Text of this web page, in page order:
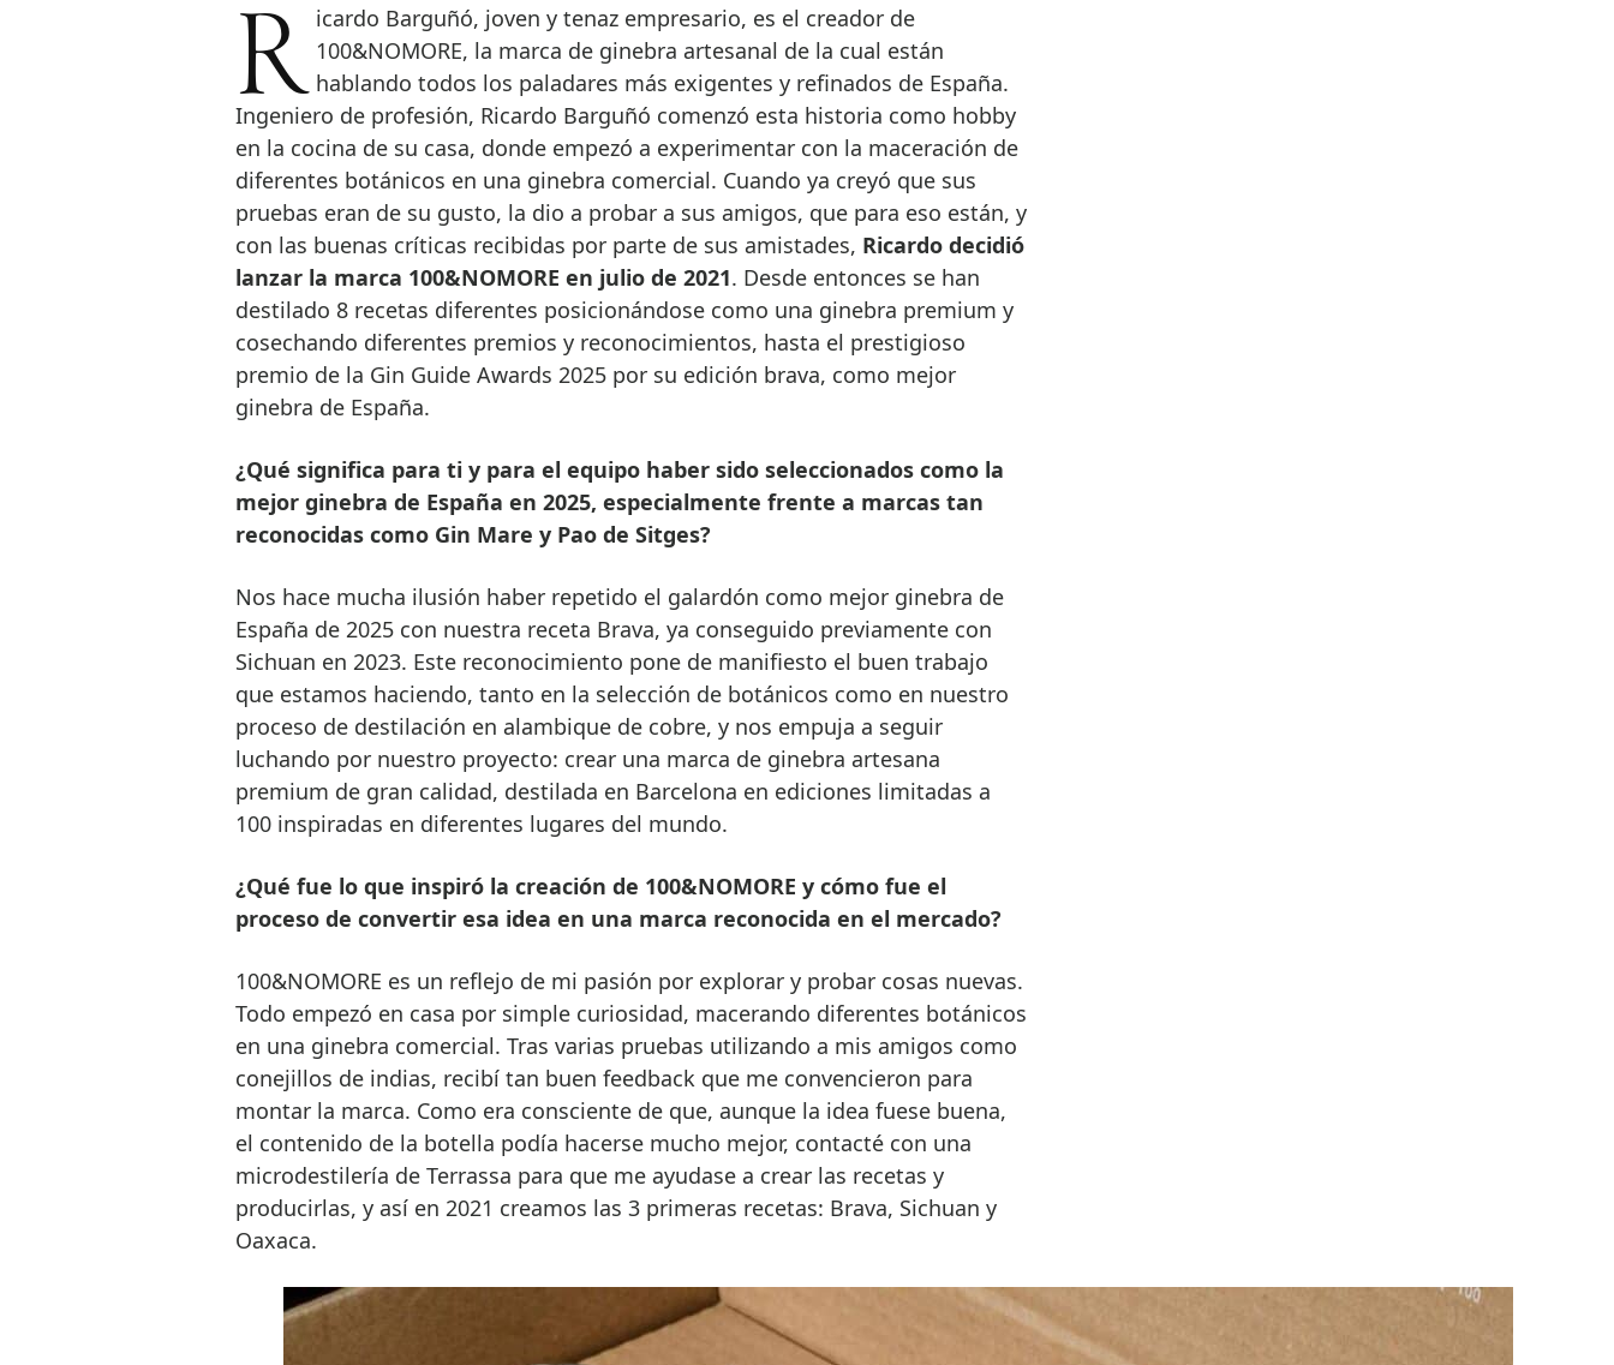
Ricardo Barguñó, joven y tenaz empresario, es el creador de 100&NOMORE, la marca de ginebra artesanal de la cual están
hablando todos los paladares más exigentes y refinados de España.
Ingeniero de profesión, Ricardo Barguñó comenzó esta historia como hobby
en la cocina de su casa, donde empezó a experimentar con la maceración de
diferentes botánicos en una ginebra comercial. Cuando ya creyó que sus
pruebas eran de su gusto, la dio a probar a sus amigos, que para eso están, y
con las buenas críticas recibidas por parte de sus amistades, Ricardo decidió
lanzar la marca 100&NOMORE en julio de 2021. Desde entonces se han
destilado 8 recetas diferentes posicionándose como una ginebra premium y
cosechando diferentes premios y reconocimientos, hasta el prestigioso
premio de la Gin Guide Awards 2025 por su edición brava, como mejor
ginebra de España.
¿Qué significa para ti y para el equipo haber sido seleccionados como la
mejor ginebra de España en 2025, especialmente frente a marcas tan
reconocidas como Gin Mare y Pao de Sitges?
Nos hace mucha ilusión haber repetido el galardón como mejor ginebra de
España de 2025 con nuestra receta Brava, ya conseguido previamente con
Sichuan en 2023. Este reconocimiento pone de manifiesto el buen trabajo
que estamos haciendo, tanto en la selección de botánicos como en nuestro
proceso de destilación en alambique de cobre, y nos empuja a seguir
luchando por nuestro proyecto: crear una marca de ginebra artesana
premium de gran calidad, destilada en Barcelona en ediciones limitadas a
100 inspiradas en diferentes lugares del mundo.
¿Qué fue lo que inspiró la creación de 100&NOMORE y cómo fue el
proceso de convertir esa idea en una marca reconocida en el mercado?
100&NOMORE es un reflejo de mi pasión por explorar y probar cosas nuevas.
Todo empezó en casa por simple curiosidad, macerando diferentes botánicos
en una ginebra comercial. Tras varias pruebas utilizando a mis amigos como
conejillos de indias, recibí tan buen feedback que me convencieron para
montar la marca. Como era consciente de que, aunque la idea fuese buena,
el contenido de la botella podía hacerse mucho mejor, contacté con una
microdestilería de Terrassa para que me ayudase a crear las recetas y
producirlas, y así en 2021 creamos las 3 primeras recetas: Brava, Sichuan y
Oaxaca.